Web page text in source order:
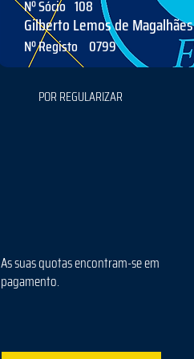
Gilberto Lemos de Magalhães
108
Nº Sócio
Nº Registo 0799
POR REGULARIZAR
As suas quotas encontram-se em
pagamento.